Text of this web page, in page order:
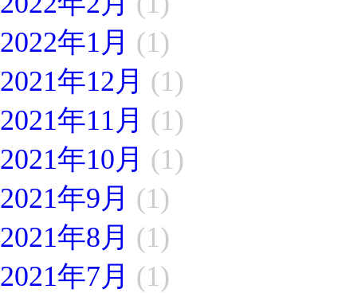
2022年1月 (1)
2021年12月 (1)
2021年11月 (1)
2021年10月 (1)
2021年9月 (1)
2021年8月 (1)
2021年7月 (1)